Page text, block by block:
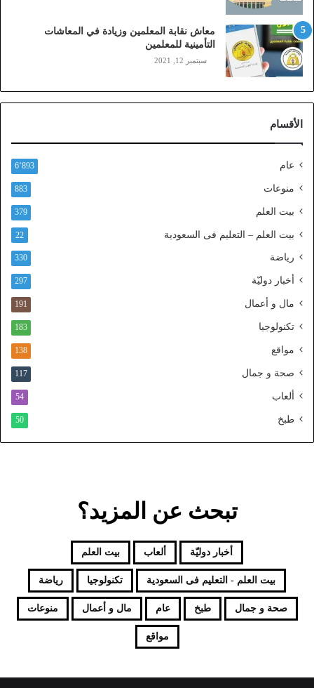
ز
ي
ن
)
ا
ل
ف
ا
ا
ل
ط
ا
م
و
د
معاش نقابة المعلمين وزيادة في المعاشات
التأمينية للمعلمين
سبتمبر 12, 2021
الأقسام
عام 6٬893
منوعات 883
بيت العلم 379
بيت العلم – التعليم فى السعودية 22
رياضة 330
أخبار دوليّة 297
مال و أعمال 191
تكنولوجيا 183
مواقع 138
صحة و جمال 117
ألعاب 54
طبخ 50
تبحث عن المزيد؟
أخبار دوليّة ألعاب بيت العلم
بيت العلم - التعليم فى السعودية تكنولوجيا رياضة
صحة و جمال طبخ عام مال و أعمال منوعات
مواقع